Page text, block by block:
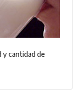
y cantidad de